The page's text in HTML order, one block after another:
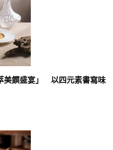
美饌盛宴」 以四元素書寫味